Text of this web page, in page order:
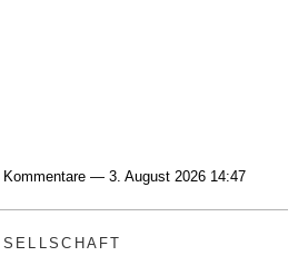
Kommentare — 3. August 2026 14:47